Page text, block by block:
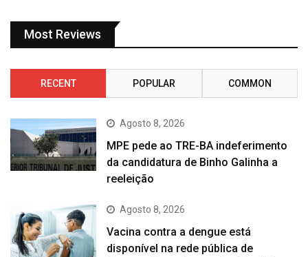
Most Reviews
RECENT POPULAR COMMON
Agosto 8, 2026
MPE pede ao TRE-BA indeferimento
da candidatura de Binho Galinha a
reeleição
Agosto 8, 2026
Vacina contra a dengue está
disponível na rede pública de